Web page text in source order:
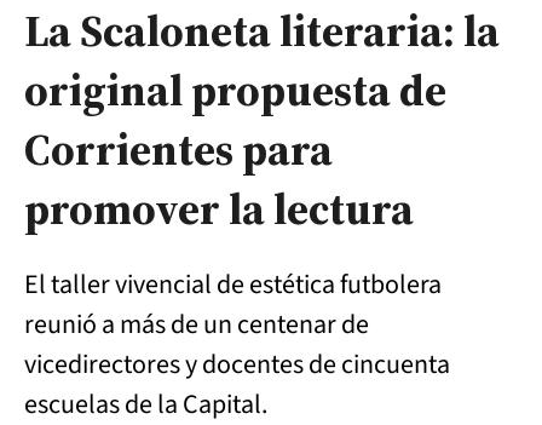
La Scaloneta literaria: la
original propuesta de
Corrientes para
promover la lectura
El taller vivencial de estética futbolera
reunió a más de un centenar de
vicedirectores y docentes de cincuenta
escuelas de la Capital.